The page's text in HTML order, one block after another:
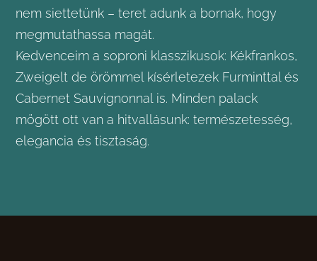
nem siettetünk – teret adunk a bornak, hogy
megmutathassa magát.
Kedvenceim a soproni klasszikusok: Kékfrankos,
Zweigelt de örömmel kísérletezek Furminttal és
Cabernet Sauvignonnal is. Minden palack
mögött ott van a hitvallásunk: természetesség,
elegancia és tisztaság.